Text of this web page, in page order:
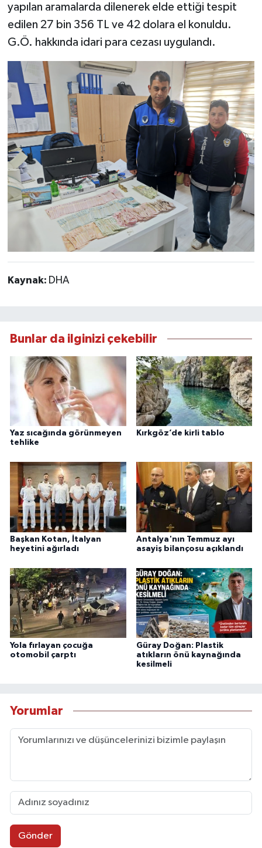
yapılan aramalarda dilenerek elde ettiği tespit
edilen 27 bin 356 TL ve 42 dolara el konuldu.
G.Ö. hakkında idari para cezası uygulandı.
Kaynak: DHA
Bunlar da ilginizi çekebilir
Yaz sıcağında görünmeyen
tehlike
Kırkgöz’de kirli tablo
Başkan Kotan, İtalyan
heyetini ağırladı
Antalya'nın Temmuz ayı
asayiş bilançosu açıklandı
Yola fırlayan çocuğa
otomobil çarptı
Güray Doğan: Plastik
atıkların önü kaynağında
kesilmeli
Yorumlar
Gönder